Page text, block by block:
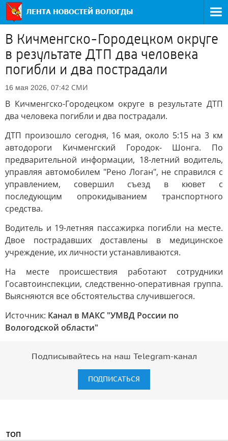
В Кичменгско-Городецком округе
в результате ДТП два человека
погибли и два пострадали
16 мая 2026, 07:42 СМИ
В Кичменгско-Городецком округе в результате ДТП
два человека погибли и два пострадали.
ДТП произошло сегодня, 16 мая, около 5:15 на 3 км
автодороги Кичменгский Городок- Шонга. По
предварительной информации, 18-летний водитель,
управляя автомобилем "Рено Логан", не справился с
управлением, совершил съезд в кювет с
последующим опрокидыванием транспортного
средства.
Водитель и 19-летняя пассажирка погибли на месте.
Двое пострадавших доставлены в медицинское
учреждение, их личности устанавливаются.
На месте происшествия работают сотрудники
Госавтоинспекции, следственно-оперативная группа.
Выясняются все обстоятельства случившегося.
Источник: Канал в МАКС "УМВД России по
Вологодской области"
Подписывайтесь на наш Telegram-канал
ПОДПИСАТЬСЯ
ТОП